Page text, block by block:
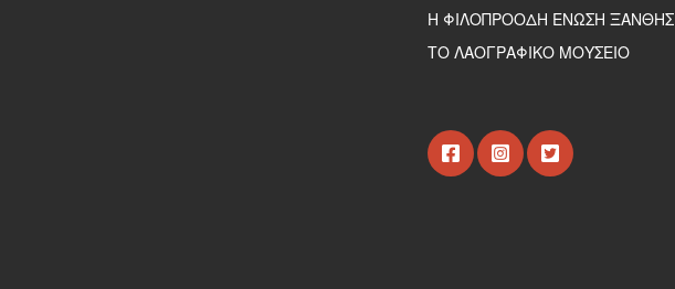
Η ΦΙΛΟΠΡΟΟΔΗ ΕΝΩΣΗ ΞΑΝΘΗΣ
ΤΟ ΛΑΟΓΡΑΦΙΚΟ ΜΟΥΣΕΙΟ